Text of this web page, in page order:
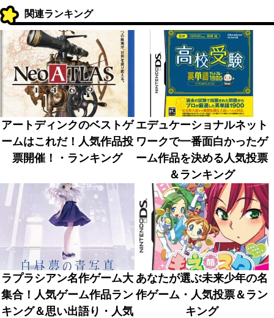
関連ランキング
アートディンクのベストゲ
ームはこれだ！人気作品投
票開催！・ランキング
エデュケーショナルネット
ワークで一番面白かったゲ
ーム作品を決める人気投票
＆ランキング
ラプラシアン名作ゲーム大
集合！人気ゲーム作品ラン
キング＆思い出語り・人気
あなたが選ぶ未来少年の名
作ゲーム・人気投票＆ラン
キング